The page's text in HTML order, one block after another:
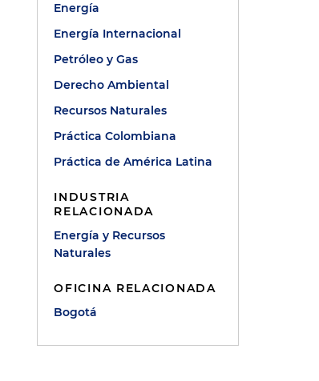
Energía
Energía Internacional
Petróleo y Gas
Derecho Ambiental
Recursos Naturales
Práctica Colombiana
Práctica de América Latina
INDUSTRIA
RELACIONADA
Energía y Recursos
Naturales
OFICINA RELACIONADA
Bogotá